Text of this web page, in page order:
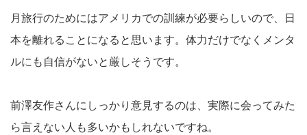
月旅行のためにはアメリカでの訓練が必要らしいので、日
本を離れることになると思います。体力だけでなくメンタ
ルにも自信がないと厳しそうです。
前澤友作さんにしっかり意見するのは、実際に会ってみた
ら言えない人も多いかもしれないですね。